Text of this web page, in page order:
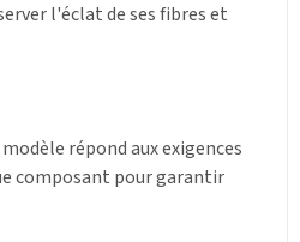
l'éclat de ses fibres et
répond aux exigences
composant pour garantir